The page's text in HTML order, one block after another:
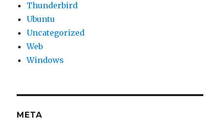
Thunderbird
Ubuntu
Uncategorized
Web
Windows
META